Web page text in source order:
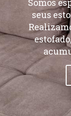
seus